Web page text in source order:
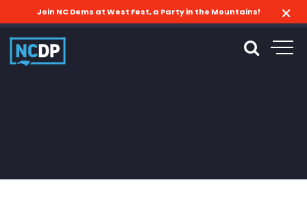
Join NC Dems at West Fest, a Party in the Mountains!